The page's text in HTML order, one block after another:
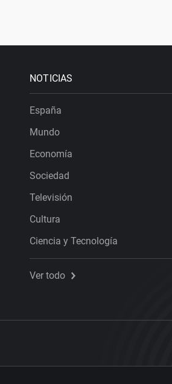
NOTICIAS
España
Mundo
Economía
Sociedad
Televisión
Cultura
Ciencia y Tecnología
Ver todo